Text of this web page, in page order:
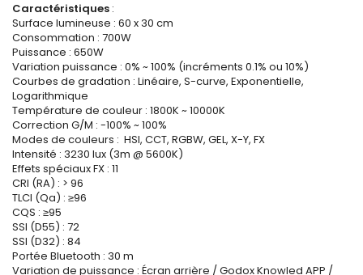
Caractéristiques :
Surface lumineuse : 60 x 30 cm
Consommation : 700W
Puissance : 650W
Variation puissance : 0% ~ 100% (incréments 0.1% ou 10%)
Courbes de gradation : Linéaire, S-curve, Exponentielle,
Logarithmique
Température de couleur : 1800K ~ 10000K
Correction G/M : -100% ~ 100%
Modes de couleurs : HSI, CCT, RGBW, GEL, X-Y, FX
Intensité : 3230 lux (3m @ 5600K)
Effets spéciaux FX : 11
CRI (RA) : > 96
TLCI (Qa) : ≥96
CQS : ≥95
SSI (D55) : 72
SSI (D32) : 84
Portée Bluetooth : 30 m
Variation de puissance : Écran arrière / Godox Knowled APP /